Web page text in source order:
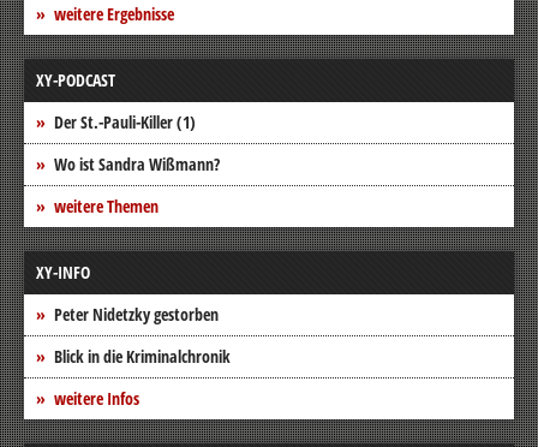
weitere Ergebnisse
XY-PODCAST
Der St.-Pauli-Killer (1)
Wo ist Sandra Wißmann?
weitere Themen
XY-INFO
Peter Nidetzky gestorben
Blick in die Kriminalchronik
weitere Infos